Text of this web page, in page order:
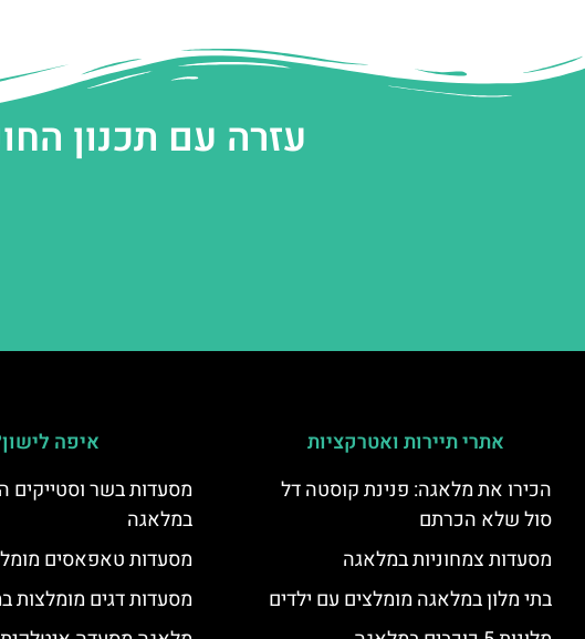
עזרה עם תכנון
אתרי תיירות ואטרקציות
הכירו את מלאגה: פנינת קוסטה דל
סול שלא הכרתם
מסעדות צמחוניות במלאגה
בתי מלון במלאגה מומלצים עם ילדים
איפה
מסעדות בשר וסטייקים
במלאגה
מסעדות טאפאסים
מסעדות דגים מומלצות